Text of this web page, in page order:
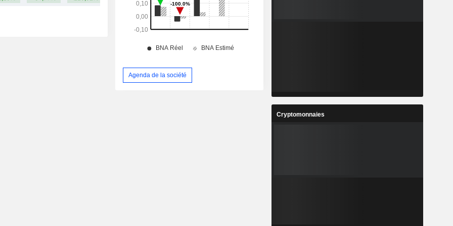
Agenda de la société
Cryptomonnaies